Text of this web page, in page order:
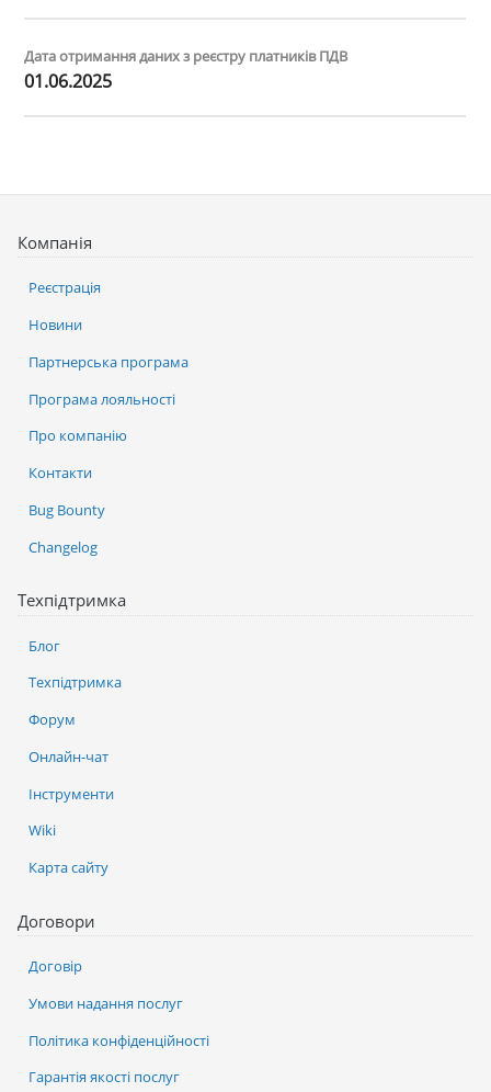
Дата отримання даних з реєстру платників ПДВ
01.06.2025
Компанія
Реєстрація
Новини
Партнерська програма
Програма лояльності
Про компанію
Контакти
Bug Bounty
Changelog
Техпідтримка
Блог
Техпідтримка
Форум
Онлайн-чат
Інструменти
Wiki
Карта сайту
Договори
Договір
Умови надання послуг
Політика конфіденційності
Гарантія якості послуг